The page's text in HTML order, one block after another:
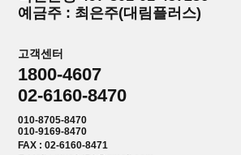
예금주 : 최은주(대림플러스)
고객센터
1800-4607
02-6160-8470
010-8705-8470
010-9169-8470
FAX : 02-6160-8471